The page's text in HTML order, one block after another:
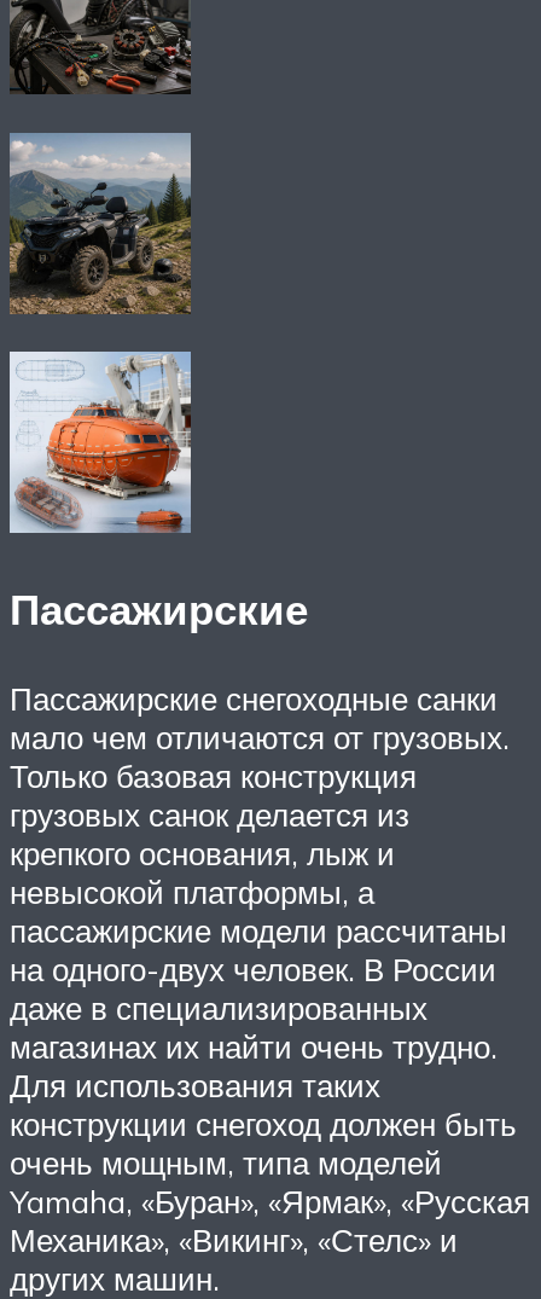
Пассажирские
Пассажирские снегоходные санки
мало чем отличаются от грузовых.
Только базовая конструкция
грузовых санок делается из
крепкого основания, лыж и
невысокой платформы, а
пассажирские модели рассчитаны
на одного-двух человек. В России
даже в специализированных
магазинах их найти очень трудно.
Для использования таких
конструкции снегоход должен быть
очень мощным, типа моделей
Yamaha, «Буран», «Ярмак», «Русская
Механика», «Викинг», «Стелс» и
других машин.